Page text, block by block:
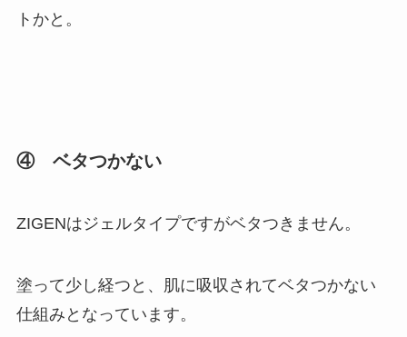
ト かと。
④ ベタつかない
ZIGENはジェルタイプですがベタつきません。
塗って少し経つと、肌に吸収されてベタつかない
仕組みとなっています。